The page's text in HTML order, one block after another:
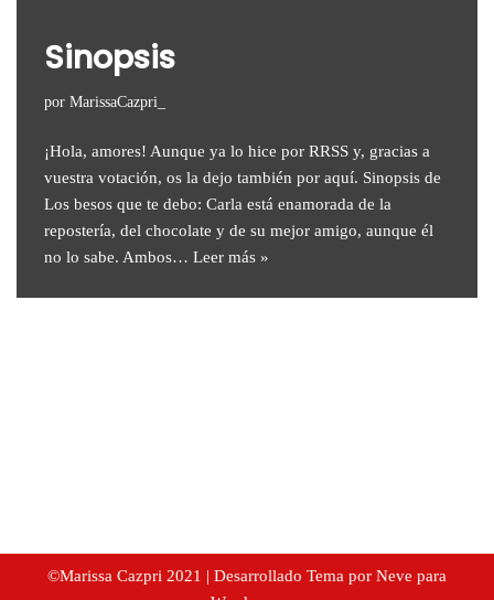
Sinopsis
por MarissaCazpri_
¡Hola, amores! Aunque ya lo hice por RRSS y, gracias a
vuestra votación, os la dejo también por aquí. Sinopsis de
Los besos que te debo: Carla está enamorada de la
repostería, del chocolate y de su mejor amigo, aunque él
no lo sabe. Ambos… Leer más »
©Marissa Cazpri 2021 | Desarrollado Tema por Neve para